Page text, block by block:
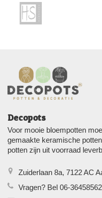
Decopots
Voor mooie bloempotten
gemaakte keramische
potten zijn uit voorraad
Zuiderlaan 8a, 7122 AC
Vragen? Bel 06-36458562